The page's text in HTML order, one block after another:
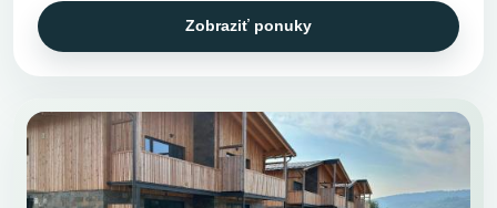
Zobraziť ponuky